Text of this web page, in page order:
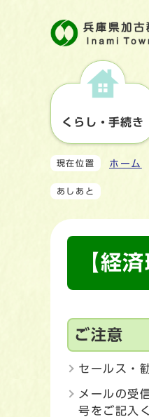
くらし・手続き
現在位置 ホーム
あしあと
【経
ご注意
セールス・
メールの受
号をご記入